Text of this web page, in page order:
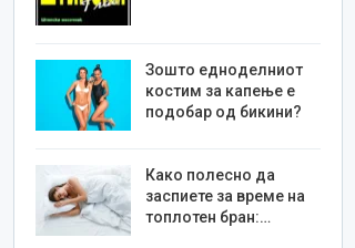
Зошто едноделниот
костим за капење е
подобар од бикини?
Како полесно да
заспиете за време на
топлотен бран:…